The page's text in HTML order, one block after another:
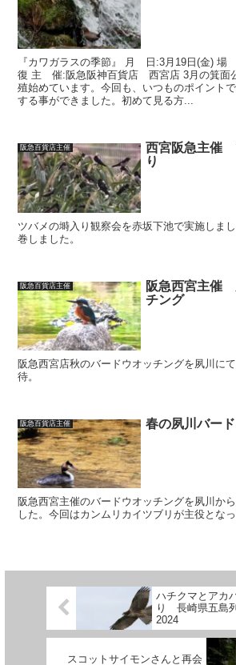
『カワガラスの季節』 月 日:3月19日(金)
復 主 催:阪急阪神百貨店 西宮店 3月の箕面
殖始めています。今回も、いつものポイント
する事ができました。初めて見る方...
阪急百貨店主催
西宮阪急主催
り
ツバメの塒入り観察会を赤坂下池で実施しま
巻しました。
阪急百貨店主催
阪急西宮主催
チング
阪急西宮店秋のバードウオッチングを夙川に
待。
阪急百貨店主催 春の夙川バー
阪急西宮主催のバードウオッチングを夙川か
した。今回はカンムリカイツブリが主役となっ
ハチクマとアカ
り 長崎県五島
2024
スコットサイモンさんと再会